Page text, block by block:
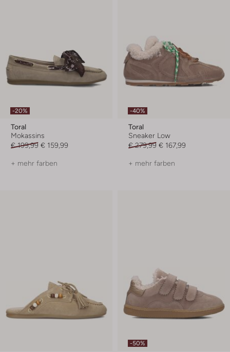
-20%
Toral
Mokassins
€ 199,99 € 159,99
+ mehr farben
-40%
Toral
Sneaker Low
€ 279,99 € 167,99
+ mehr farben
-50%